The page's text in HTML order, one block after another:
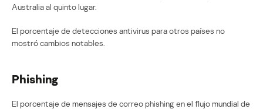
Australia al quinto lugar.
El porcentaje de detecciones antivirus para otros países no
mostró cambios notables.
Phishing
El porcentaje de mensajes de correo phishing en el flujo mundial de